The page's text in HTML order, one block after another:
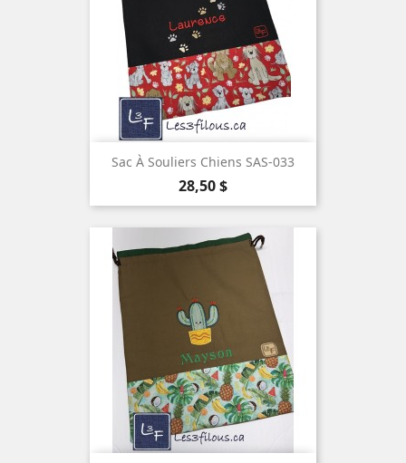
Sac À Souliers Chiens SAS-033
Prix
28,50 $